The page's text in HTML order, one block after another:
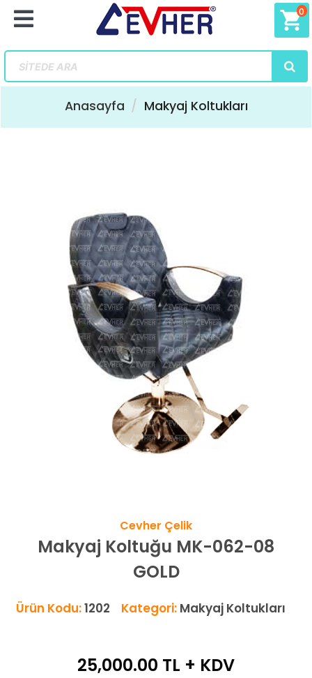
shopping_cart
0
Anasayfa Makyaj Koltukları
Cevher Çelik
Makyaj Koltuğu MK-062-08
GOLD
Ürün Kodu:1202 Kategori: Makyaj Koltukları
25,000.00 TL + KDV